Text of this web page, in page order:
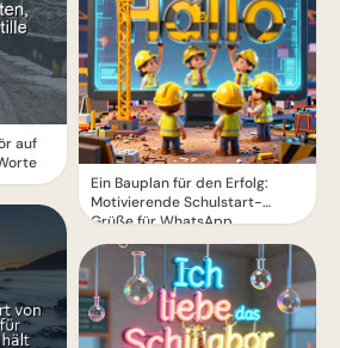
auf
Ein Bauplan für den Erfolg:
Motivierende Schulstart-
Grüße für WhatsApp